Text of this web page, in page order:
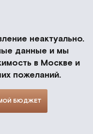
неактуально.
данные и мы
в Москве и
пожеланий.
БЮДЖЕТ